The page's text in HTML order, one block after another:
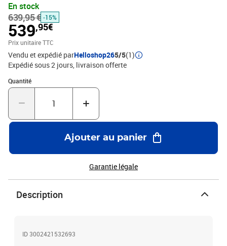
sont confortables avec du textilène respirant. Grâce au dossier
réglable à 7 positions, vous pouvez toujours trouver la position la
plus confortable. Les repose-pieds sont parfaits pour poser vos
pieds et servent également de sièges supplémentaires pour les
enfants. Lorsqu'elle n'est pas utilisée, chaque pièce peut être
facilement repliée pour gagner de la place. Remarque : afin de
prolonger la durée de vie de vos meubles d'extérieur, nous vous
recommandons de les nettoyer régulièrement et de ne pas les
laisser à l'extérieur sans protection inutilement.Nettoyage : utiliser
une solution savonneuse douceStockage : si possible, stockez
l'extérieur, protégez-le avec une housse imperméable. Essuyez et
séchez l'excès d'eau ou de neige des surfaces planes après la pluie
ou une chute de neige. Permettez une circulation d'air suffisante
afin d'éviter les dommages liés à l'humidité.Couleur : noir et
argentéMatériau : aluminium, textilèneDimensions de la chaise
chaise : 54 x 73 x 107 cm (l x P x H)Design pliableDossier de chaise
En stock
639,95 € -15%
539,95€
Prix unitaire TTC
Vendu et expédié parHelloshop265/5(1)
Expédié sous 2 jours livraison offerte
Quantité
Quantité : 1
Ajouter au panier
Garantie légale
Description
ID 3002421532693